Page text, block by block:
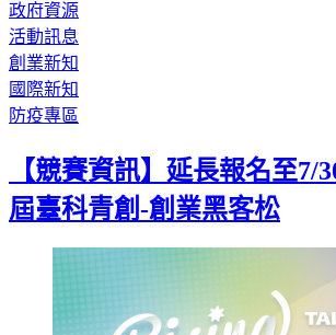
政府資源
活動訊息
創業新知
國際新知
防疫專區
【競賽資訊】延長報名至7/
屆臺科青創-創業黑客松